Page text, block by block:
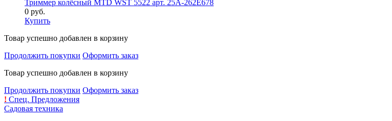
Триммер колёсный MTD WST 5522 арт. 25A-262E678
0 руб.
Купить
Товар успешно добавлен в корзину
Продолжить покупки Оформить заказ
Товар успешно добавлен в корзину
Продолжить покупки Оформить заказ
! Спец. Предложения
Садовая техника